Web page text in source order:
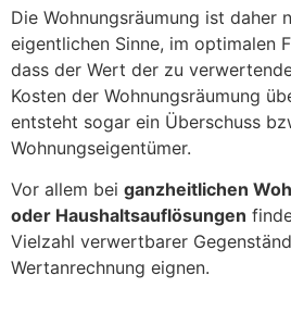
Die Wohnungsräumung ist daher
eigentlichen Sinne, im optimalen
dass der Wert der zu
Kosten der Wohnungsräumung
entsteht sogar ein Überschuss
Wohnungseigentümer.
Vor allem bei ganzheitlichen
oder Haushaltsauflösungen
Vielzahl verwertbarer
Wertanrechnung eignen.